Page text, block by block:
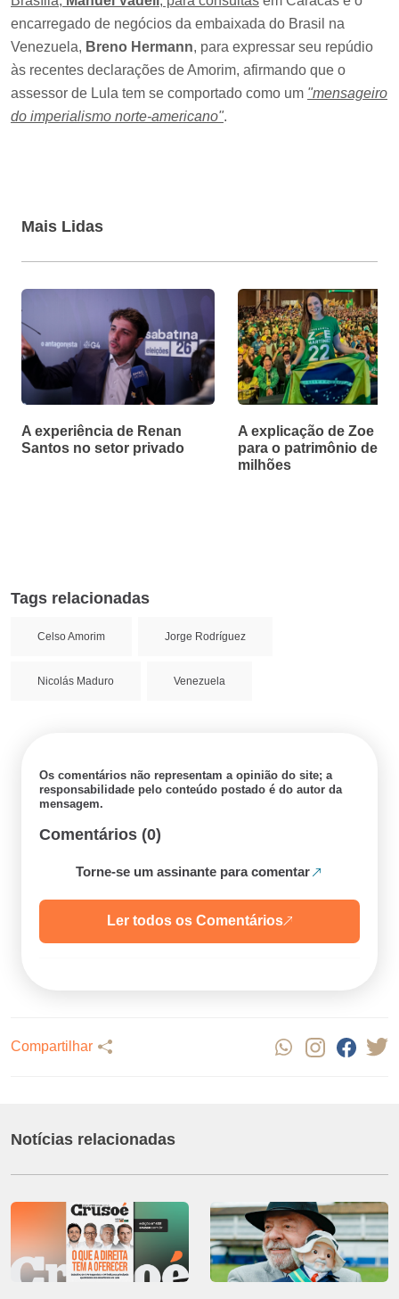
encarregado de negócios da embaixada do Brasil na
Venezuela, Breno Hermann, para expressar seu repúdio
às recentes declarações de Amorim, afirmando que o
assessor de Lula tem se comportado como um "mensageiro
do imperialismo norte-americano".
Mais Lidas
A experiência de Renan
Santos no setor privado
A explicação de Zoe
para o patrimônio de
milhões
Tags relacionadas
Celso Amorim Jorge Rodríguez
Nicolás Maduro Venezuela
Os comentários não representam a opinião do site; a
responsabilidade pelo conteúdo postado é do autor da
mensagem.
Comentários (0)
Torne-se um assinante para comentar
Ler todos os Comentários
Compartilhar
Notícias relacionadas